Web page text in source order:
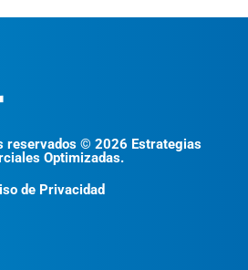
reservados © 2026 Estrategias
Optimizadas.
de Privacidad